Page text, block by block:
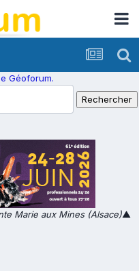
Géoforum.
Marie aux Mines (Alsace)▲